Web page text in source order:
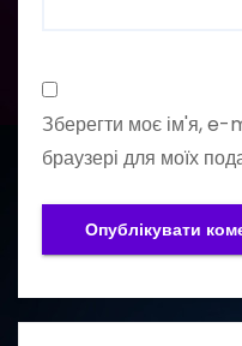
Зберегти моє ім'я, e-
браузері для моїх